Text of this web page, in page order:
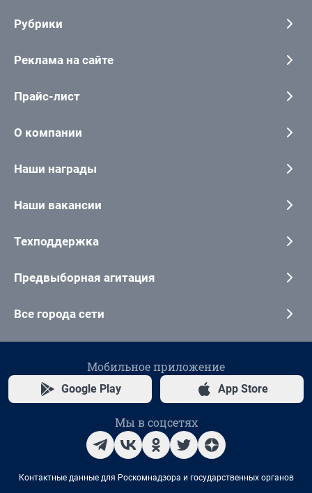
Рубрики
Реклама на сайте
Прайс-лист
О компании
Наши награды
Наши вакансии
Техподдержка
Предвыборная агитация
Все города сети
Мобильное приложение
Google Play App Store
Мы в соцсетях
Контактные данные для Роскомнадзора и государственных органов